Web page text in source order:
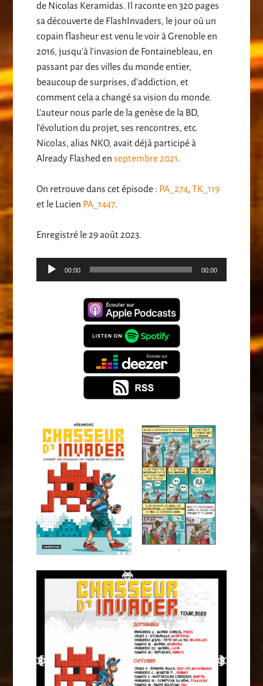
de Nicolas Keramidas. Il raconte en 320 pages
sa découverte de FlashInvaders, le jour où un
copain flasheur est venu le voir à Grenoble en
2016, jusqu’à l’invasion de Fontainebleau, en
passant par des villes du monde entier,
beaucoup de surprises, d’addiction, et
comment cela a changé sa vision du monde.
L’auteur nous parle de la genèse de la BD,
l’évolution du projet, ses rencontres, etc.
Nicolas, alias NKO, avait déjà participé à
Already Flashed enseptembre 2021.
On retrouve dans cet épisode : PA_274,TK_119
et le Lucien PA_1447.
Enregistré le 29 août 2023.
Lecteur
audio
00:00 00:00